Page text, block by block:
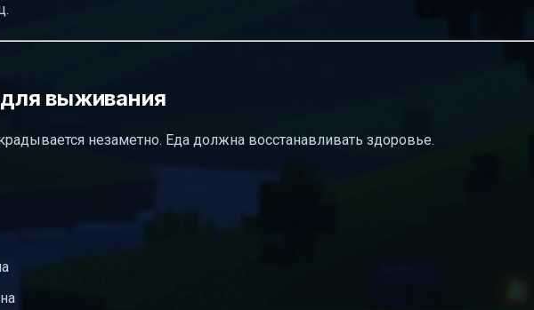
выживания
незаметно. Еда должна восстанавливать здоровье.